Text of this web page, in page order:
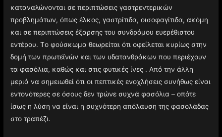
καταναλώνονται σε περιπτώσεις γαστρεντερικών
προβλημάτων, όπως έλκος, γαστρίτιδα, οισοφαγίτιδα, ακόμη
και σε περιπτώσεις έξαρσης του συνδρόμου ευερέθιστου
εντέρου. Tο φούσκωμα θεωρείται ότι οφείλεται κυρίως στην
δομή των πρωτεϊνών και των υδατανθράκων που περιέχουν
τα φασόλια, καθώς και στις φυτικές ίνες . Από την άλλη
μεριά να σημειωθεί ότι οι πεπτικές ενοχλήσεις συνήθως είναι
εντονότερες σε όσους δεν τρώνε συχνά φασόλια – οπότε
ίσως η λύση να είναι η συχνότερη απόλαυση της φασολάδας
στο τραπέζι.